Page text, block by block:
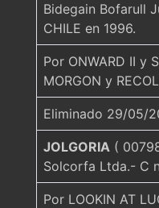
Bidegain Bofarull
CHILE en 1996.
Por ONWARD II y
MORGON y
Eliminado 29/05/
JOLGORIA (
Solcorfa Ltda.- C
Por LOOKIN AT